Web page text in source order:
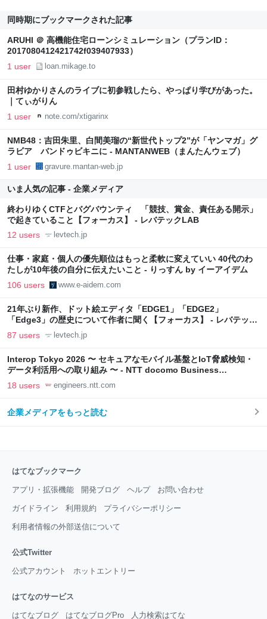
同時期にブックマークされた記事
ARUHI ＠ 高機能住宅ローンシミュレーション（プランID：
2017080412421742f039407933）
1 user loan.mikage.to
田村ゆかりさんのライブに初参戦したら、やっぱり学びがあった。
｜てぃがりん
1 user note.com/xtigarinx
NMB48：吉田朱里、白間美瑠の“新世代トップ2”が「ヤンマガ」グ
ラビア バンドゥビキニに - MANTANWEB（まんたんウェブ）
1 user gravure.mantan-web.jp
いま人気の記事 - 企業メディア
終わりゆくCTFとバグバウンティ 「競技、賞金、責任ある開示」
で起きていること【フォーカス】 - レバテックLAB
12 users levtech.jp
仕事・家庭・個人の優先順位はもっと柔軟に変えていい 40代のわ
たしが10年後の自分に伝えたいこと - りっすん by イーアイデム
106 users www.e-aidem.com
21年ぶり新作、ドット絵エディタ「EDGE1」「EDGE2」
「Edge3」の歴史について作者に聞く【フォーカス】 - レバテック
LAB
87 users levtech.jp
Interop Tokyo 2026 〜 セキュアなモバイル基盤とIoT脅威検知・
データ利活用への取り組み 〜 - NTT docomo Business
Engineers' Blog
18 users engineers.ntt.com
企業メディアをもっと読む
はてなブックマーク
アプリ・拡張機能 開発ブログ ヘルプ お問い合わせ
ガイドライン 利用規約 プライバシーポリシー
利用者情報の外部送信について
公式Twitter
公式アカウント ホットエントリー
はてなのサービス
はてなブログ はてなブログPro 人力検索はてな